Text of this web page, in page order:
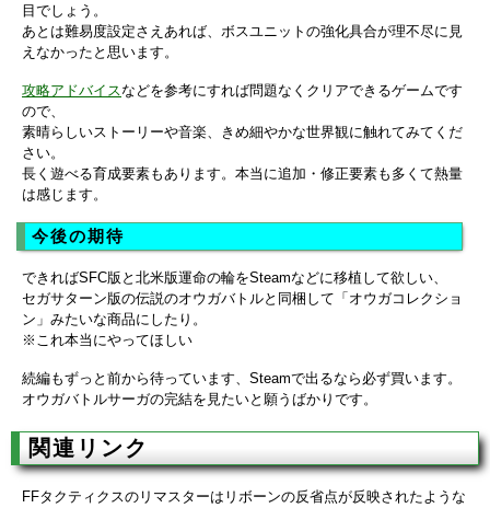
目でしょう。
あとは難易度設定さえあれば、ボスユニットの強化具合が理不尽に見
えなかったと思います。
攻略アドバイスなどを参考にすれば問題なくクリアできるゲームです
ので、
素晴らしいストーリーや音楽、きめ細やかな世界観に触れてみてくだ
さい。
長く遊べる育成要素もあります。本当に追加・修正要素も多くて熱量
は感じます。
今後の期待
できればSFC版と北米版運命の輪をSteamなどに移植して欲しい、
セガサターン版の伝説のオウガバトルと同梱して「オウガコレクショ
ン」みたいな商品にしたり。
※これ本当にやってほしい
続編もずっと前から待っています、Steamで出るなら必ず買います。
オウガバトルサーガの完結を見たいと願うばかりです。
関連リンク
FFタクティクスのリマスターはリボーンの反省点が反映されたような